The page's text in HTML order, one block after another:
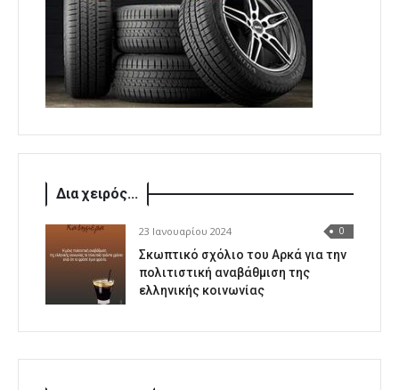
Δια χειρός...
23 Ιανουαρίου 2024 0
Σκωπτικό σχόλιο του Αρκά για την
πολιτιστική αναβάθμιση της
ελληνικής κοινωνίας